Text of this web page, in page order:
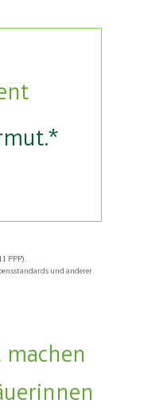
PPP).
und anderer